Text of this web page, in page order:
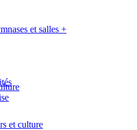
et salles +
et culture